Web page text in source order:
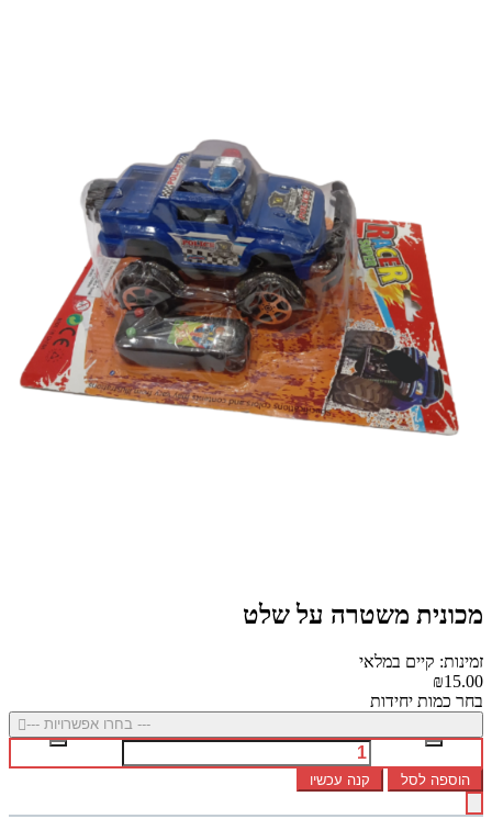
מכונית משטרה על שלט
זמינות: קיים במלאי
₪15.00
בחר כמות יחידות
--- בחרו אפשרויות ---
הוספה לסל קנה עכשיו